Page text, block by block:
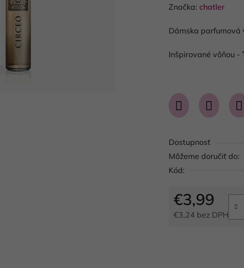
hodnotenie
je
z
Značka: chatler
Dámska parfumová
Inšpirované vôňou -
Dostupnosť
Môžeme doručiť do:
Kód:
€3,99
€3,24 bez DPH